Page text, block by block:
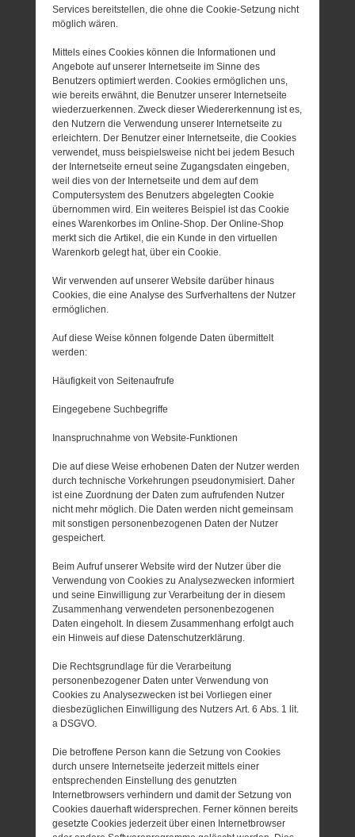
Services bereitstellen, die ohne die Cookie-Setzung nicht
möglich wären.
Mittels eines Cookies können die Informationen und
Angebote auf unserer Internetseite im Sinne des
Benutzers optimiert werden. Cookies ermöglichen uns,
wie bereits erwähnt, die Benutzer unserer Internetseite
wiederzuerkennen. Zweck dieser Wiedererkennung ist es,
den Nutzern die Verwendung unserer Internetseite zu
erleichtern. Der Benutzer einer Internetseite, die Cookies
verwendet, muss beispielsweise nicht bei jedem Besuch
der Internetseite erneut seine Zugangsdaten eingeben,
weil dies von der Internetseite und dem auf dem
Computersystem des Benutzers abgelegten Cookie
übernommen wird. Ein weiteres Beispiel ist das Cookie
eines Warenkorbes im Online-Shop. Der Online-Shop
merkt sich die Artikel, die ein Kunde in den virtuellen
Warenkorb gelegt hat, über ein Cookie.
Wir verwenden auf unserer Website darüber hinaus
Cookies, die eine Analyse des Surfverhaltens der Nutzer
ermöglichen.
Auf diese Weise können folgende Daten übermittelt
werden:
Häufigkeit von Seitenaufrufe
Eingegebene Suchbegriffe
Inanspruchnahme von Website-Funktionen
Die auf diese Weise erhobenen Daten der Nutzer werden
durch technische Vorkehrungen pseudonymisiert. Daher
ist eine Zuordnung der Daten zum aufrufenden Nutzer
nicht mehr möglich. Die Daten werden nicht gemeinsam
mit sonstigen personenbezogenen Daten der Nutzer
gespeichert.
Beim Aufruf unserer Website wird der Nutzer über die
Verwendung von Cookies zu Analysezwecken informiert
und seine Einwilligung zur Verarbeitung der in diesem
Zusammenhang verwendeten personenbezogenen
Daten eingeholt. In diesem Zusammenhang erfolgt auch
ein Hinweis auf diese Datenschutzerklärung.
Die Rechtsgrundlage für die Verarbeitung
personenbezogener Daten unter Verwendung von
Cookies zu Analysezwecken ist bei Vorliegen einer
diesbezüglichen Einwilligung des Nutzers Art. 6 Abs. 1 lit.
a DSGVO.
Die betroffene Person kann die Setzung von Cookies
durch unsere Internetseite jederzeit mittels einer
entsprechenden Einstellung des genutzten
Internetbrowsers verhindern und damit der Setzung von
Cookies dauerhaft widersprechen. Ferner können bereits
gesetzte Cookies jederzeit über einen Internetbrowser